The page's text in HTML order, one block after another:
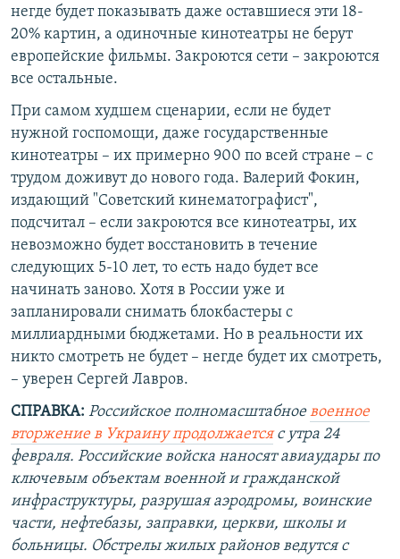
негде будет показывать даже оставшиеся эти 18-
20% картин, а одиночные кинотеатры не берут
европейские фильмы. Закроются сети – закроются
все остальные.
При самом худшем сценарии, если не будет
нужной госпомощи, даже государственные
кинотеатры – их примерно 900 по всей стране – с
трудом доживут до нового года. Валерий Фокин,
издающий "Советский кинематографист",
подсчитал – если закроются все кинотеатры, их
невозможно будет восстановить в течение
следующих 5-10 лет, то есть надо будет все
начинать заново. Хотя в России уже и
запланировали снимать блокбастеры с
миллиардными бюджетами. Но в реальности их
никто смотреть не будет – негде будет их смотреть,
– уверен Сергей Лавров.
СПРАВКА: Российское полномасштабноевоенное
вторжение в Украину продолжаетсяс утра 24
февраля. Российские войска наносят авиаудары по
ключевым объектам военной и гражданской
инфраструктуры, разрушая аэродромы, воинские
части, нефтебазы, заправки, церкви, школы и
больницы. Обстрелы жилых районов ведутся с